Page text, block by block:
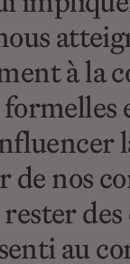
à la
de nos
des
au